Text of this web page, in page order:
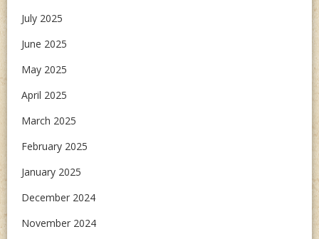
July 2025
June 2025
May 2025
April 2025
March 2025
February 2025
January 2025
December 2024
November 2024